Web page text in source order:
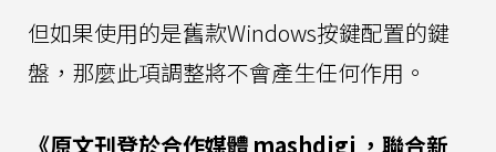
但如果使用的是舊款Windows按鍵配置的鍵
盤，那麼此項調整將不會產生任何作用。
《原文刊登於合作媒體 mashdigi ，聯合新